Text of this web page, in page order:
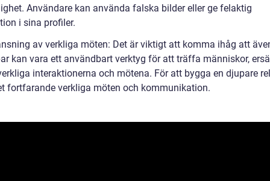
Användare kan använda falska bilder eller ge felaktig
i sina profiler.
av verkliga möten: Det är viktigt att komma ihåg att
kan vara ett användbart verktyg för att träffa människor,
interaktionerna och mötena. För att bygga en djupare
fortfarande verkliga möten och kommunikation.